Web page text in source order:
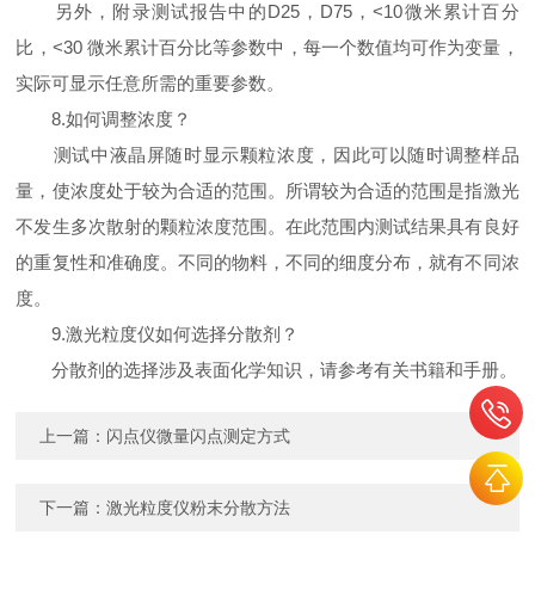
另外，附录测试报告中的D25，D75，<10微米累计百分
比，<30 微米累计百分比等参数中，每一个数值均可作为变量，
实际可显示任意所需的重要参数。
8.如何调整浓度？
测试中液晶屏随时显示颗粒浓度，因此可以随时调整样品
量，使浓度处于较为合适的范围。所谓较为合适的范围是指激光
不发生多次散射的颗粒浓度范围。在此范围内测试结果具有良好
的重复性和准确度。不同的物料，不同的细度分布，就有不同浓
度。
9.激光粒度仪如何选择分散剂？
分散剂的选择涉及表面化学知识，请参考有关书籍和手册。
上一篇： 闪点仪微量闪点测定方式
下一篇：激光粒度仪粉末分散方法